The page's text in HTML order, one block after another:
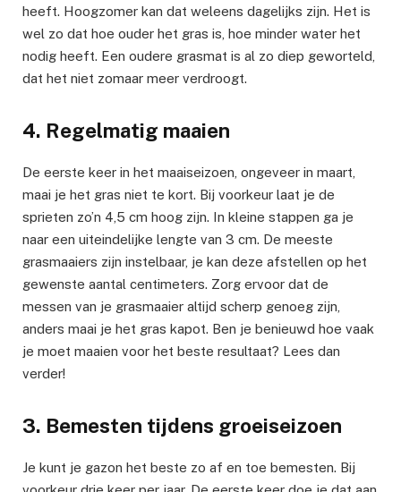
heeft. Hoogzomer kan dat weleens dagelijks zijn. Het is
wel zo dat hoe ouder het gras is, hoe minder water het
nodig heeft. Een oudere grasmat is al zo diep geworteld,
dat het niet zomaar meer verdroogt.
4. Regelmatig maaien
De eerste keer in het maaiseizoen, ongeveer in maart,
maai je het gras niet te kort. Bij voorkeur laat je de
sprieten zo’n 4,5 cm hoog zijn. In kleine stappen ga je
naar een uiteindelijke lengte van 3 cm. De meeste
grasmaaiers zijn instelbaar, je kan deze afstellen op het
gewenste aantal centimeters. Zorg ervoor dat de
messen van je grasmaaier altijd scherp genoeg zijn,
anders maai je het gras kapot. Ben je benieuwd hoe vaak
je moet maaien voor het beste resultaat? Lees dan
verder!
3. Bemesten tijdens groeiseizoen
Je kunt je gazon het beste zo af en toe bemesten. Bij